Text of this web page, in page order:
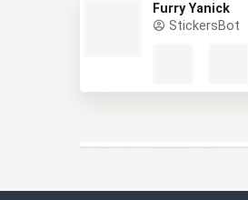
Furry Yanick
StickersBot